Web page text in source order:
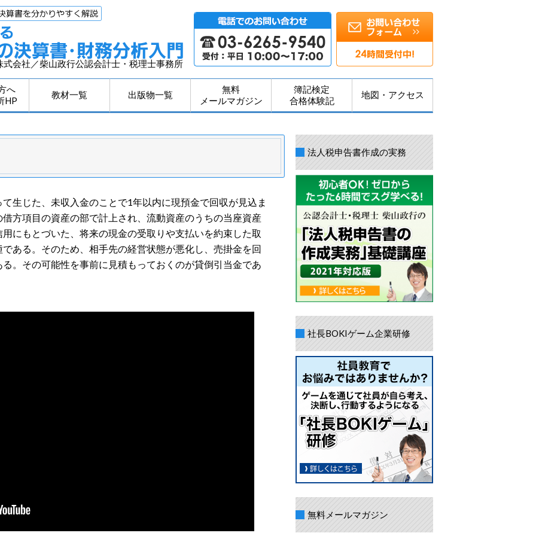
会社／柴山政行公認会計士・税理士事務所
へ
HP
教材一覧 出版物一覧
無料
メールマガジン
簿記検定
合格体験記
地図・アクセス
生じた、未収入金のことで1年以内に現預金で回収が見込ま
方項目の資産の部で計上され、流動資産のうちの当座資産
にもとづいた、将来の現金の受取りや支払いを約束した取
ある。そのため、相手先の経営状態が悪化し、売掛金を回
。その可能性を事前に見積もっておくのが貸倒引当金であ
法人税申告書作成の実務
社長BOKIゲーム企業研修
無料メールマガジン